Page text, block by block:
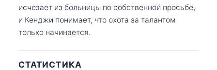
исчезает из больницы по собственной просьбе,
и Кенджи понимает, что охота за талантом
только начинается.
СТАТИСТИКА